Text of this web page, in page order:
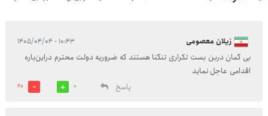
زیلان معصومی ۱۰:۴۳ - ۱۴۰۵/۰۴/۰۴
بی گمان دربن بست تکراری تنگنا هستند که ضروریه دولت محترم دراین‌باره
اقدامی عاجل نماید
پاسخ
0
20